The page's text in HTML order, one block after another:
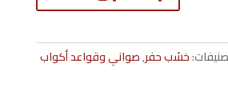
كوب
خشب حفر,صواني وقواعد أكواب